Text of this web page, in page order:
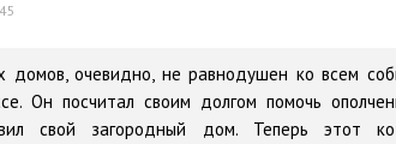
домов, очевидно, не равнодушен ко всем
Он посчитал своим долгом помочь
свой загородный дом. Теперь этот